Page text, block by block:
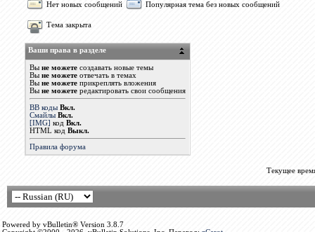
Нет новых сообщений Популярная тема без новых сообщений
Тема закрыта
Ваши права в разделе
Вы не можетесоздавать новые темы
Вы не можетеотвечать в темах
Вы не можетеприкреплять вложения
Вы не можетередактировать свои сообщения
BB коды Вкл.
Смайлы Вкл.
[IMG] код Вкл.
HTML код Выкл.
Правила форума
Текущее
Powered by vBulletin® Version 3.8.7